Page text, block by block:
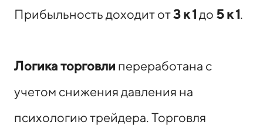
Прибыльность доходит от3 к 1до 5 к 1.
Логика торговли переработана с
учетом снижения давления на
психологию трейдера. Торговля